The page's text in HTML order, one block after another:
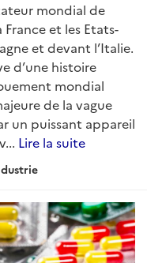
mondial de
et les Etats-
et devant l’Italie.
d’une histoire
mondial
de la vague
un puissant appareil
Lire la suite